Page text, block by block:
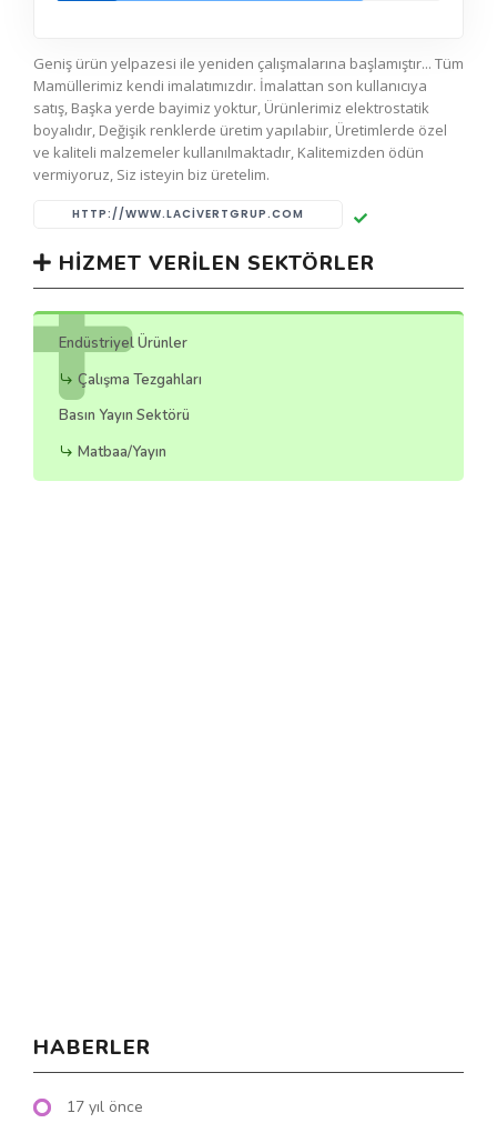
Geniş ürün yelpazesi ile yeniden çalışmalarına başlamıştır... Tüm
Mamüllerimiz kendi imalatımızdır. İmalattan son kullanıcıya
satış, Başka yerde bayimiz yoktur, Ürünlerimiz elektrostatik
boyalıdır, Değişik renklerde üretim yapılabiır, Üretimlerde özel
ve kaliteli malzemeler kullanılmaktadır, Kalitemizden ödün
vermiyoruz, Siz isteyin biz üretelim.
HTTP://WWW.LACIVERTGRUP.COM
HIZMET VERILEN SEKTÖRLER
Endüstriyel Ürünler
Çalışma Tezgahları
Basın Yayın Sektörü
Matbaa/Yayın
HABERLER
17 yıl önce